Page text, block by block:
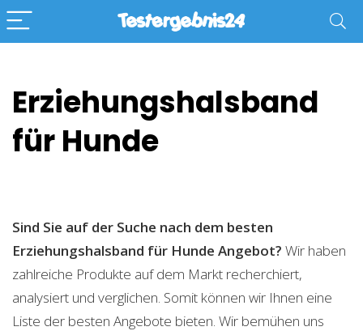
Erziehungshalsband
für Hunde
Sind Sie auf der Suche nach dem besten
Erziehungshalsband für Hunde Angebot? Wir haben
zahlreiche Produkte auf dem Markt recherchiert,
analysiert und verglichen. Somit können wir Ihnen eine
Liste der besten Angebote bieten. Wir bemühen uns